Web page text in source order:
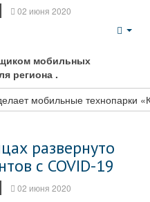
02 июня 2020
мобильных
региона .
мобильные технопарки
развернуто
с COVID-19
02 июня 2020